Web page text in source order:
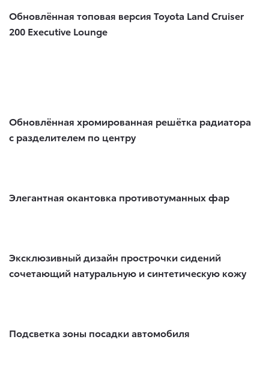
Обновлённая топовая версия Toyota Land Cruiser
200 Executive Lounge
Обновлённая хромированная решётка радиатора
с разделителем по центру
Элегантная окантовка противотуманных фар
Эксклюзивный дизайн прострочки сидений
сочетающий натуральную и синтетическую кожу
Подсветка зоны посадки автомобиля